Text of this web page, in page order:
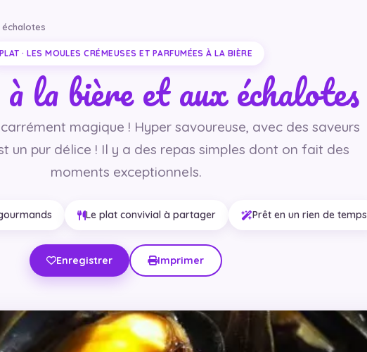
échalotes
PLAT · LES MOULES CRÉMEUSES ET PARFUMÉES À LA BIÈRE
la bière et aux échalotes
magique ! Hyper savoureuse, avec des saveurs
un pur délice ! Il y a des repas simples dont on fait des
moments exceptionnels.
Le plat convivial à partager Prêt en un rien de temps
Enregistrer Imprimer